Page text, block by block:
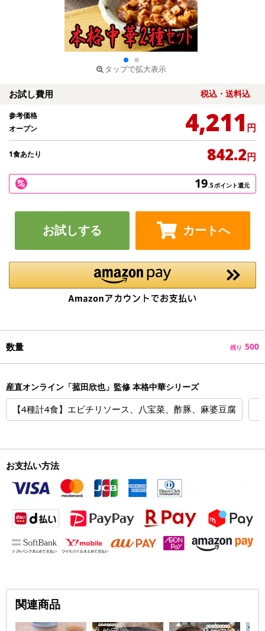
タップで拡大表示
お試し費用 税込・送料込
参考価格
オープン
4,211 円
1食あたり 842.2円
19.5ポイント還元
お試しする カートへ
数量 残り 500
産直オンライン「菰田欣也」監修 本格中華シリーズ
【4種計4食】エビチリソース、八宝菜、酢豚、麻婆豆腐
お支払い方法
関連商品